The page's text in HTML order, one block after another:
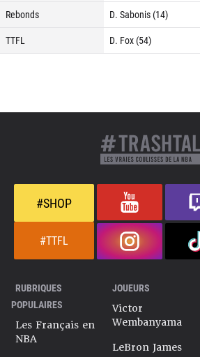
Rebonds
D. Sabonis (14)
TTFL
D. Fox (54)
#SHOP
#TTFL
RUBRIQUES
POPULAIRES
Les Français en
NBA
JOUEURS
Victor
Wembanyama
LeBron James